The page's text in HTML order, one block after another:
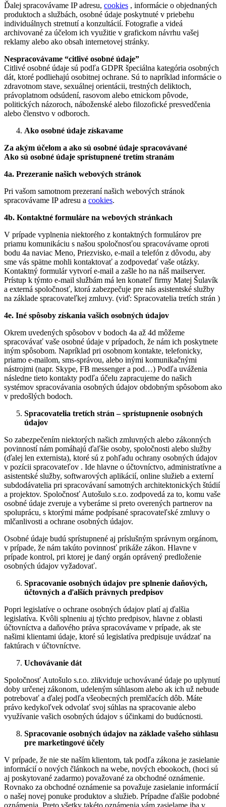
Ďalej spracovávame IP adresu, cookies , informácie o objednaných
produktoch a službách, osobné údaje poskytnuté v priebehu
individuálnych stretnutí a konzultácií. Fotografie a videá
archivované za účelom ich využitie v grafickom návrhu vašej
reklamy alebo ako obsah internetovej stránky.
Nespracovávame “citlivé osobné údaje”
Citlivé osobné údaje sú podľa GDPR špeciálna kategória osobných
dát, ktoré podliehajú osobitnej ochrane. Sú to napríklad informácie o
zdravotnom stave, sexuálnej orientácii, trestných deliktoch,
právoplatnom odsúdení, rasovom alebo etnickom pôvode,
politických názoroch, náboženské alebo filozofické presvedčenia
alebo členstvo v odboroch.
Ako osobné údaje získavame
Za akým účelom a ako sú osobné údaje spracovávané
Ako sú osobné údaje sprístupnené tretím stranám
4a. Prezeranie našich webových stránok
Pri vašom samotnom prezeraní našich webových stránok
spracovávame IP adresu a cookies.
4b. Kontaktné formuláre na webových stránkach
V prípade vyplnenia niektorého z kontaktných formulárov pre
priamu komunikáciu s našou spoločnosťou spracovávame oproti
bodu 4a naviac Meno, Priezvisko, e-mail a telefón z dôvodu, aby
sme vás spätne mohli kontaktovať a zodpovedať vaše otázky.
Kontaktný formulár vytvorí e-mail a zašle ho na náš mailserver.
Prístup k týmto e-mail službám má len konateľ firmy Matej Šulavík
a externá spoločnosť, ktorá zabezpečuje pre nás asistentské služby
na základe spracovateľkej zmluvy. (viď: Spracovatelia tretích strán )
4e. Iné spôsoby získania vašich osobných údajov
Okrem uvedených spôsobov v bodoch 4a až 4d môžeme
spracovávať vaše osobné údaje v prípadoch, že nám ich poskytnete
iným spôsobom. Napríklad pri osobnom kontakte, telefonicky,
priamo e-mailom, sms-správou, alebo inými komunikačnými
nástrojmi (napr. Skype, FB messenger a pod…) Podľa uváženia
následne tieto kontakty podľa účelu zapracujeme do našich
systémov spracovávania osobných údajov obdobným spôsobom ako
v predošlých bodoch.
Spracovatelia tretích strán – sprístupnenie osobných
údajov
So zabezpečením niektorých našich zmluvných alebo zákonných
povinností nám pomáhajú ďaľšie osoby, spoločnosti alebo služby
(ďalej len externista), ktoré sú z pohľadu ochrany osobných údajov
v pozícii spracovateľov . Ide hlavne o účtovníctvo, administratívne a
asistentské služby, softwarových aplikácií, online služieb a externí
subdodávatelia pri spracovávaní samotných architektonických štúdií
a projektov. Spoločnosť Autošulo s.r.o. zodpovedá za to, komu vaše
osobné údaje zveruje a vyberáme si preto overených partnerov na
spoluprácu, s ktorými máme podpísané spracovateľské zmluvy o
mlčanlivosti a ochrane osobných údajov.
Osobné údaje budú sprístupnené aj príslušným správnym orgánom,
v prípade, že nám takúto povinnosť prikáže zákon. Hlavne v
prípade kontrol, pri ktorej je daný orgán oprávený predloženie
osobných údajov vyžadovať.
Spracovanie osobných údajov pre splnenie daňových,
účtovných a ďalších právnych predpisov
Popri legislatíve o ochrane osobných údajov platí aj ďalšia
legislatíva. Kvôli splneniu aj týchto predpisov, hlavne z oblasti
účtovníctva a daňového práva spracovávame v prípade, ak ste
našimi klientami údaje, ktoré sú legislatíva predpisuje uvádzať na
faktúrach v účtovníctve.
Uchovávanie dát
Spoločnosť Autošulo s.r.o. zlikviduje uchovávané údaje po uplynutí
doby určenej zákonom, udeleným súhlasom alebo ak ich už nebude
potrebovať a ďalej podľa všeobecných premlčacích dôb. Máte
právo kedykoľvek odvolať svoj súhlas na spracovanie alebo
využívanie vašich osobných údajov s účinkami do budúcnosti.
Spracovanie osobných údajov na základe vašeho súhlasu
pre marketingové účely
V prípade, že nie ste naším klientom, tak podľa zákona je zasielanie
informácií o nových článkoch na webe, nových ebookoch, (hoci sú
aj poskytované zadarmo) považované za obchodné oznámenie.
Rovnako za obchodné oznámenie sa považuje zasielanie informácií
o našej novej ponuke produktov a služieb. Prípadne ďalšie podobné
oznámenia. Preto všetky takéto oznámenia vám zasielame iba v